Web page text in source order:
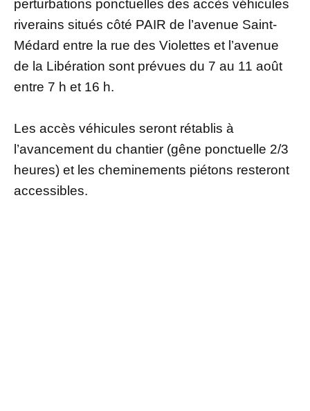
perturbations ponctuelles des accès véhicules
riverains situés côté PAIR de l’avenue Saint-
Médard entre la rue des Violettes et l’avenue
de la Libération sont prévues du 7 au 11 août
entre 7 h et 16 h.
Les accès véhicules seront rétablis à
l’avancement du chantier (gêne ponctuelle 2/3
heures) et les cheminements piétons resteront
accessibles.